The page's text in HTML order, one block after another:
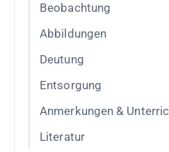
Beobachtung
Abbildungen
Deutung
Entsorgung
Anmerkungen &
Literatur